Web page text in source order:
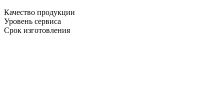
Качество продукции
Уровень сервиса
Срок изготовления